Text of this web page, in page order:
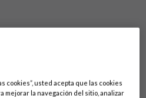
cookies”, usted acepta que las cookies
mejorar la navegación del sitio, analizar